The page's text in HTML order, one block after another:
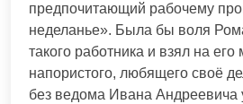
предпочитающий рабочему
неделанье». Была бы воля
такого работника и взял на его
напористого, любящего своё
без ведома Ивана Андреевича